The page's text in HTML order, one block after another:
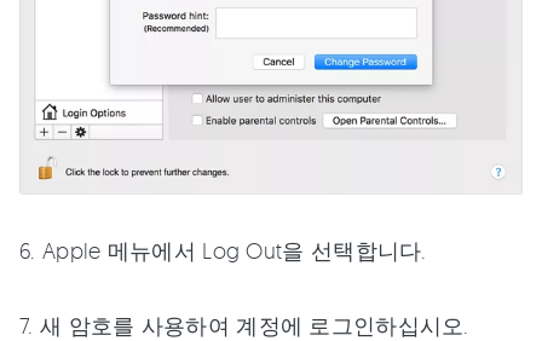
6. Apple 메뉴에서 Log Out을 선택합니다.
7. 새 암호를 사용하여 계정에 로그인하십시오.